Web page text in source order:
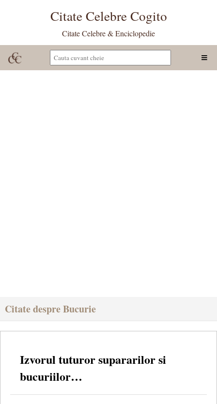
Citate Celebre Cogito
Citate Celebre & Enciclopedie
Citate despre Bucurie
Izvorul tuturor supararilor si
bucuriilor…